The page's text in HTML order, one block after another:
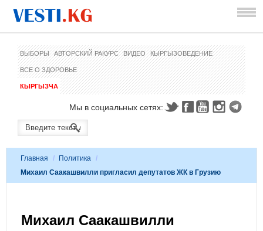
ВЫБОРЫ АВТОРСКИЙ РАКУРС ВИДЕО КЫРГЫЗОВЕДЕНИЕ
ВСЕ О ЗДОРОВЬЕ
КЫРГЫЗЧА
Мы в социальных сетях:
Главная / Политика /
Михаил Саакашвилли пригласил депутатов ЖК в Грузию
Михаил Саакашвилли